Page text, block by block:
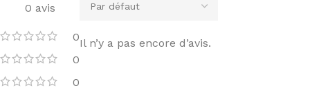
0 avis
0
0
0
Il n’y a pas encore d’avis.